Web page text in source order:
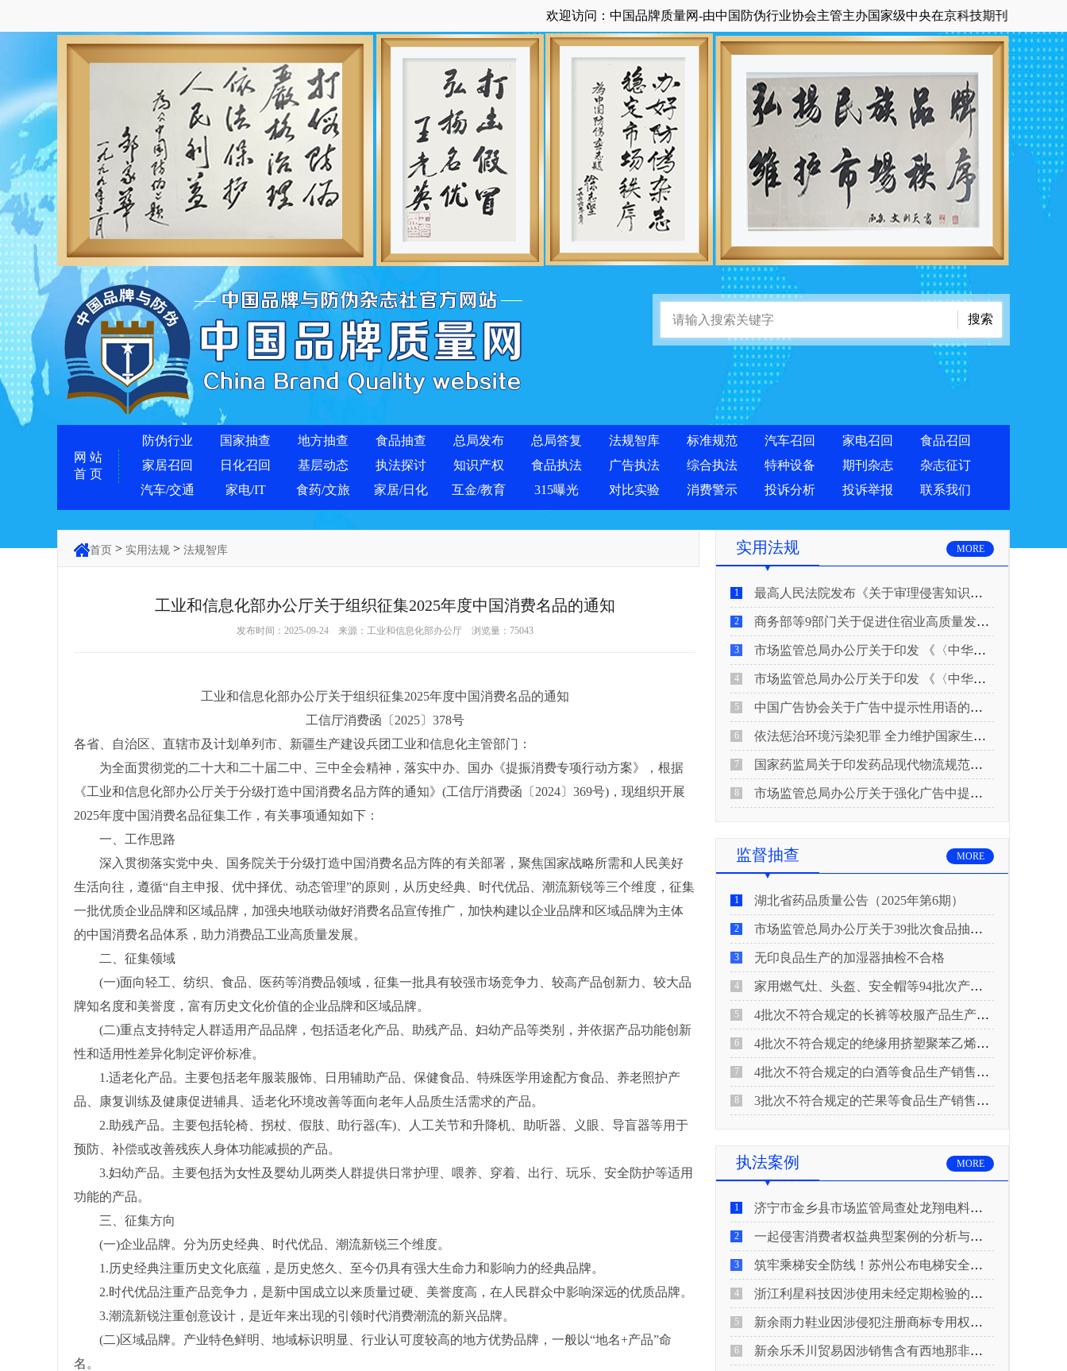
欢迎访问：中国品牌质量网-由中国防伪行业协会主管主办国家级中央在京科技期刊《中国品牌与
网 站
首 页
防伪行业 国家抽查 地方抽查 食品抽查 总局发布 总局答复 法规智库 标准规范 汽车召回 家电召回
食品召回
家居召回
日化召回 基层动态 执法探讨 知识产权 食品执法 广告执法 综合执法 特种设备 期刊杂志
杂志征订
汽车/交通
家电/IT 食药/文旅 家居/日化 互金/教育 315曝光 对比实验 消费警示 投诉分析 投诉举报 联系我们
首页 > 实用法规 > 法规智库
工业和信息化部办公厅关于组织征集2025年度中国消费名品的通知
发布时间：2025-09-24 来源：工业和信息化部办公厅 浏览量： 75043
工业和信息化部办公厅关于组织征集2025年度中国消费名品的通知
工信厅消费函〔2025〕378号
各省、自治区、直辖市及计划单列市、新疆生产建设兵团工业和信息化主管部门：
为全面贯彻党的二十大和二十届二中、三中全会精神，落实中办、国办《提振消费专项行动方案》，根据
《工业和信息化部办公厅关于分级打造中国消费名品方阵的通知》(工信厅消费函〔2024〕369号)，现组织开展
2025年度中国消费名品征集工作，有关事项通知如下：
一、工作思路
深入贯彻落实党中央、国务院关于分级打造中国消费名品方阵的有关部署，聚焦国家战略所需和人民美好
生活向往，遵循“自主申报、优中择优、动态管理”的原则，从历史经典、时代优品、潮流新锐等三个维度，征集
一批优质企业品牌和区域品牌，加强央地联动做好消费名品宣传推广，加快构建以企业品牌和区域品牌为主体
的中国消费名品体系，助力消费品工业高质量发展。
二、征集领域
(一)面向轻工、纺织、食品、医药等消费品领域，征集一批具有较强市场竞争力、较高产品创新力、较大品
牌知名度和美誉度，富有历史文化价值的企业品牌和区域品牌。
(二)重点支持特定人群适用产品品牌，包括适老化产品、助残产品、妇幼产品等类别，并依据产品功能创新
性和适用性差异化制定评价标准。
1.适老化产品。主要包括老年服装服饰、日用辅助产品、保健食品、特殊医学用途配方食品、养老照护产
品、康复训练及健康促进辅具、适老化环境改善等面向老年人品质生活需求的产品。
2.助残产品。主要包括轮椅、拐杖、假肢、助行器(车)、人工关节和升降机、助听器、义眼、导盲器等用于
预防、补偿或改善残疾人身体功能减损的产品。
3.妇幼产品。主要包括为女性及婴幼儿两类人群提供日常护理、喂养、穿着、出行、玩乐、安全防护等适用
功能的产品。
三、征集方向
(一)企业品牌。分为历史经典、时代优品、潮流新锐三个维度。
1.历史经典注重历史文化底蕴，是历史悠久、至今仍具有强大生命力和影响力的经典品牌。
2.时代优品注重产品竞争力，是新中国成立以来质量过硬、美誉度高，在人民群众中影响深远的优质品牌。
3.潮流新锐注重创意设计，是近年来出现的引领时代消费潮流的新兴品牌。
(二)区域品牌。产业特色鲜明、地域标识明显、行业认可度较高的地方优势品牌，一般以“地名+产品”命
名。
实用法规 MORE
1 最高人民法院发布《关于审理侵害知识产权民事纠纷案件适用惩罚性赔偿的解释》
2 商务部等9部门关于促进住宿业高质量发展的指导意见
3 市场监管总局办公厅关于印发 《〈中华人民共和国广告法〉适用问题 执法指南（二）》的通知
4 市场监管总局办公厅关于印发 《〈中华人民共和国广告法〉适用问题 执法指南（一）》的通知
5 中国广告协会关于广告中提示性用语的合规风险提示
6 依法惩治环境污染犯罪 全力维护国家生态安全 “两高”公布《关于修改〈最高人民法院、最高人民检察院关于办理环境污染刑事案件适用法律若干问题的解释〉的决定》
7 国家药监局关于印发药品现代物流规范化建设指导意见的通知
8 市场监管总局办公厅关于强化广告中提示性用语监管工作的通知
监督抽查 MORE
1 湖北省药品质量公告（2025年第6期）
2 市场监管总局办公厅关于39批次食品抽检不合格情况的通报
3 无印良品生产的加湿器抽检不合格
4 家用燃气灶、头盔、安全帽等94批次产品抽查不合格！
5 4批次不符合规定的长裤等校服产品生产销售企业被济南市市场监管局通报！
6 4批次不符合规定的绝缘用挤塑聚苯乙烯泡沫板（XPS）等产品生产销售企业被广元市市场监督管理局通报！
7 4批次不符合规定的白酒等食品生产销售企业被重庆市市场监督管理局通告！
8 3批次不符合规定的芒果等食品生产销售企业被长治市屯留区市场监督管理局公告！
执法案例 MORE
1 济宁市金乡县市场监管局查处龙翔电料批发部非法销售电线电缆案
2 一起侵害消费者权益典型案例的分析与启示
3 筑牢乘梯安全防线！苏州公布电梯安全领域典型案例
4 浙江利星科技因涉使用未经定期检验的压力管道被查
5 新余雨力鞋业因涉侵犯注册商标专用权被查
6 新余乐禾川贸易因涉销售含有西地那非的保健食品被查